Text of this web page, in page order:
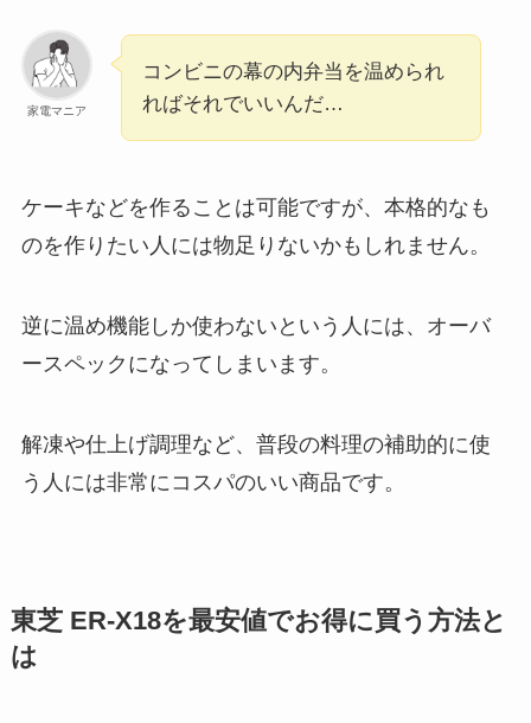
家電マニア
コンビニの幕の内弁当を温められ
ればそれでいいんだ…
ケーキなどを作ることは可能ですが、本格的なも
のを作りたい人には物足りないかもしれません。
逆に温め機能しか使わないという人には、オーバ
ースペックになってしまいます。
解凍や仕上げ調理など、普段の料理の補助的に使
う人には非常にコスパのいい商品です。
東芝 ER-X18を最安値でお得に買う方法と
は